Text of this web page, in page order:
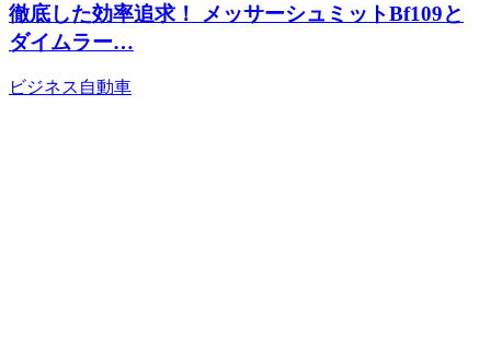
徹底した効率追求！ メッサーシュミットBf109と
ダイムラー…
ビジネス 自動車